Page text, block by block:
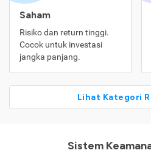
Saham
Risiko dan return tinggi.
Cocok untuk investasi
jangka panjang.
Lihat Kategori
Sistem